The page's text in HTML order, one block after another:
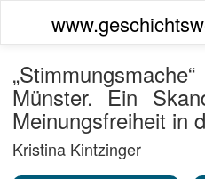
Münster. Ein
Meinungsfreiheit in
Kristina Kintzinger